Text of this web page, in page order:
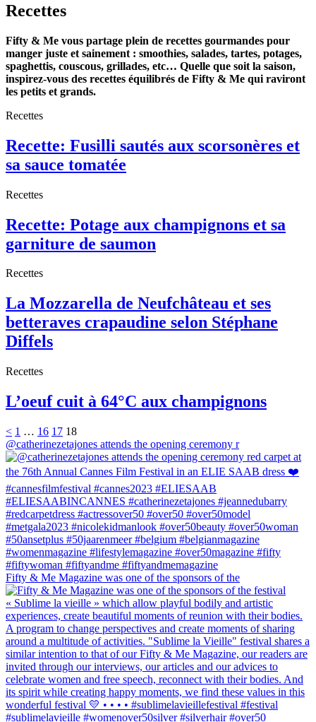
Recettes
Fifty & Me vous partage plein de recettes gourmandes pour
manger juste et sainement : smoothies, salades, tartes, potages,
spaghettis, couscous, grillades, etc… Quelle que soit la saison,
inspirez-vous des recettes équilibrés de Fifty & Me qui raviront
les petits et grands.
Recettes
Recette: Fusilli sautés aux scorsonères et
sa sauce tomatée
Recettes
Recette: Potage aux champignons et sa
garniture de saumon
Recettes
La Mozzarella de Neufchâteau et ses
betteraves crapaudine selon Stéphane
Diffels
Recettes
L’oeuf cuit à 64°C aux champignons
< 1 … 16 17 18
@catherinezetajones attends the opening ceremony r
Fifty & Me Magazine was one of the sponsors of the